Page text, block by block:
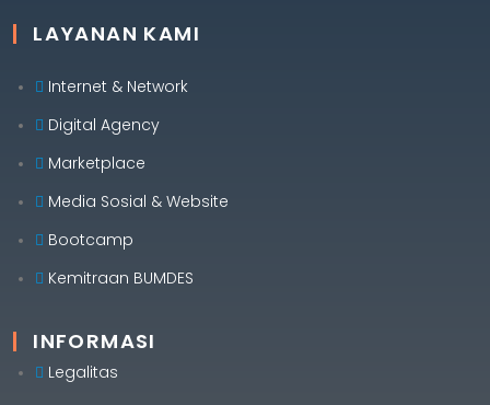
LAYANAN KAMI
Internet & Network
Digital Agency
Marketplace
Media Sosial & Website
Bootcamp
Kemitraan BUMDES
INFORMASI
Legalitas